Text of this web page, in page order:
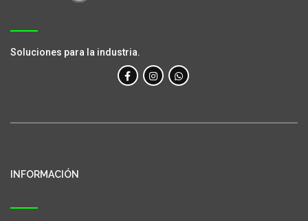
Soluciones para la industria.
INFORMACIÓN